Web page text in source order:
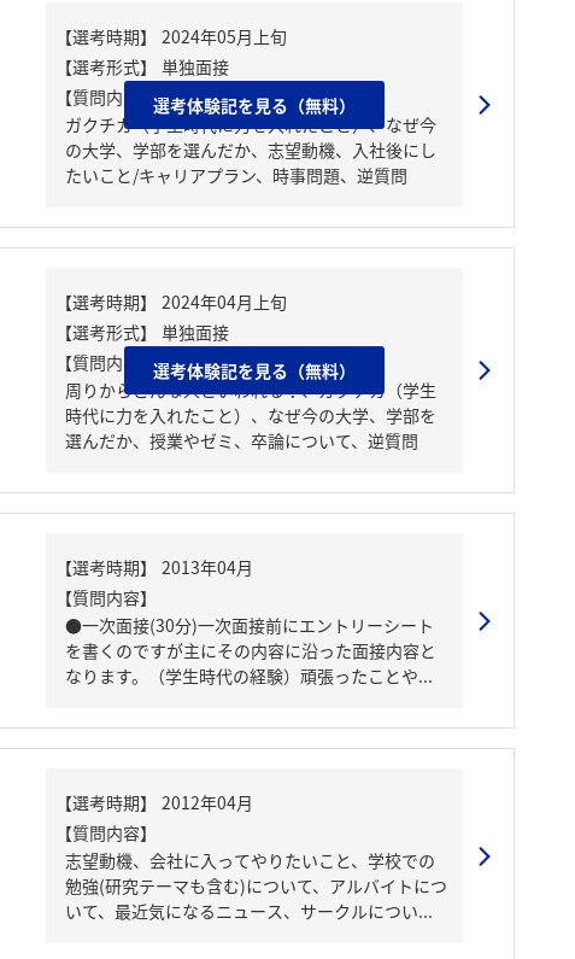
【質問内容・課題】
ガクチカ（学生時代に力を入れたこと）、なぜ今
の大学、学部を選んだか、志望動機、入社後にし
たいこと/キャリアプラン、時事問題、逆質問
選考体験記を見る（無料）
【質問内容・課題】
周りからどんな人といわれる？、ガクチカ（学生
時代に力を入れたこと）、なぜ今の大学、学部を
選んだか、授業やゼミ、卒論について、逆質問
選考体験記を見る（無料）
【質問内容】
●一次面接(30分)一次面接前にエントリーシート
を書くのですが主にその内容に沿った面接内容と
なります。（学生時代の経験）頑張ったことや...
【質問内容】
志望動機、会社に入ってやりたいこと、学校での
勉強(研究テーマも含む)について、アルバイトにつ
いて、最近気になるニュース、サークルについ...